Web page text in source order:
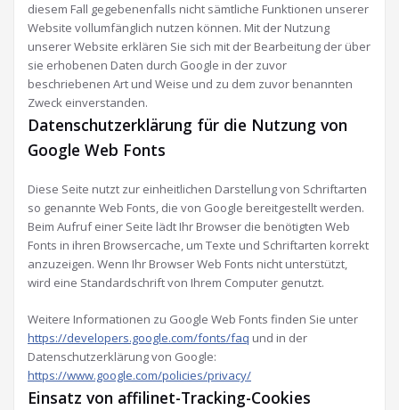
diesem Fall gegebenenfalls nicht sämtliche Funktionen unserer
Website vollumfänglich nutzen können. Mit der Nutzung
unserer Website erklären Sie sich mit der Bearbeitung der über
sie erhobenen Daten durch Google in der zuvor
beschriebenen Art und Weise und zu dem zuvor benannten
Zweck einverstanden.
Datenschutzerklärung für die Nutzung von
Google Web Fonts
Diese Seite nutzt zur einheitlichen Darstellung von Schriftarten
so genannte Web Fonts, die von Google bereitgestellt werden.
Beim Aufruf einer Seite lädt Ihr Browser die benötigten Web
Fonts in ihren Browsercache, um Texte und Schriftarten korrekt
anzuzeigen. Wenn Ihr Browser Web Fonts nicht unterstützt,
wird eine Standardschrift von Ihrem Computer genutzt.
Weitere Informationen zu Google Web Fonts finden Sie unter
https://developers.google.com/fonts/faq und in der
Datenschutzerklärung von Google:
https://www.google.com/policies/privacy/
Einsatz von affilinet-Tracking-Cookies